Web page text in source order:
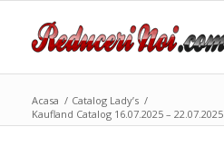
Acasa / Catalog Lady’s /
Kaufland Catalog 16.07.2025 – 22.07.2025